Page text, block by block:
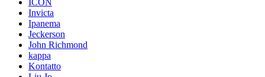
ICON
Invicta
Ipanema
Jeckerson
John Richmond
kappa
Kontatto